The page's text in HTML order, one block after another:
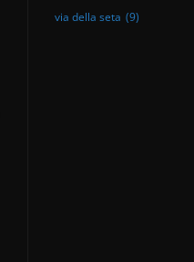
via della seta (9)